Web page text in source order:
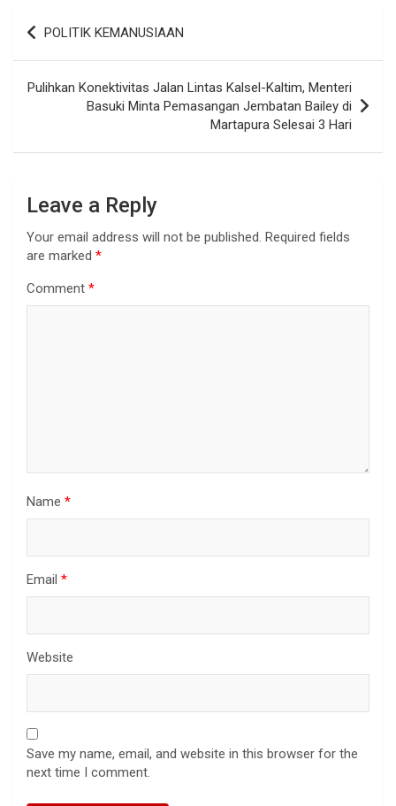
POLITIK KEMANUSIAAN
Pulihkan Konektivitas Jalan Lintas Kalsel-Kaltim, Menteri
Basuki Minta Pemasangan Jembatan Bailey di
Martapura Selesai 3 Hari
Leave a Reply
Your email address will not be published. Required fields
are marked *
Comment *
Name *
Email *
Website
Save my name, email, and website in this browser for the
next time I comment.